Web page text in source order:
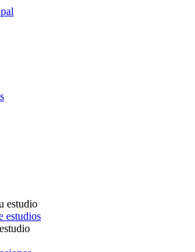
estudio
estudios